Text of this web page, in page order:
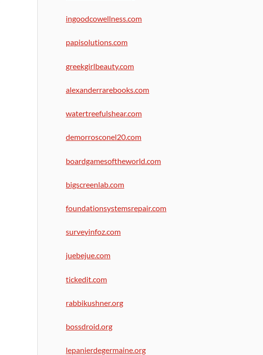
ingoodcowellness.com
papisolutions.com
greekgirlbeauty.com
alexanderrarebooks.com
watertreefulshear.com
demorrosconel20.com
boardgamesoftheworld.com
bigscreenlab.com
foundationsystemsrepair.com
surveyinfoz.com
juebejue.com
tickedit.com
rabbikushner.org
bossdroid.org
lepanierdegermaine.org